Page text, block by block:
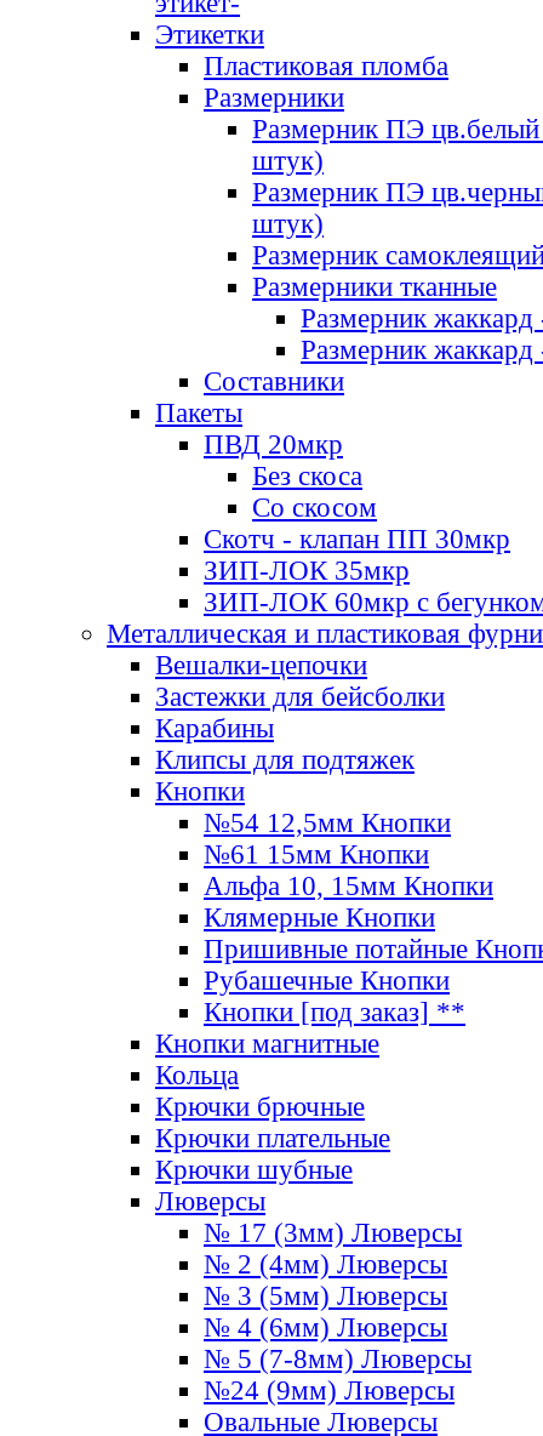
Этикетки
Пластиковая пломба
Размерники
Размерник ПЭ цв.белый
штук)
Размерник ПЭ
штук)
Размерник
Размерники тканные
Размерник
Размерник
Составники
Пакеты
ПВД 20мкр
Без скоса
Со скосом
Скотч - клапан ПП 30мкр
ЗИП-ЛОК 35мкр
ЗИП-ЛОК 60мкр с
Металлическая и пластиковая
Вешалки-цепочки
Застежки для бейсболки
Карабины
Клипсы для подтяжек
Кнопки
№54 12,5мм Кнопки
№61 15мм Кнопки
Альфа 10, 15мм Кнопки
Клямерные Кнопки
Пришивные потайные
Рубашечные Кнопки
Кнопки [под заказ] **
Кнопки магнитные
Кольца
Крючки брючные
Крючки плательные
Крючки шубные
Люверсы
№ 17 (3мм) Люверсы
№ 2 (4мм) Люверсы
№ 3 (5мм) Люверсы
№ 4 (6мм) Люверсы
№ 5 (7-8мм) Люверсы
№24 (9мм) Люверсы
Овальные Люверсы